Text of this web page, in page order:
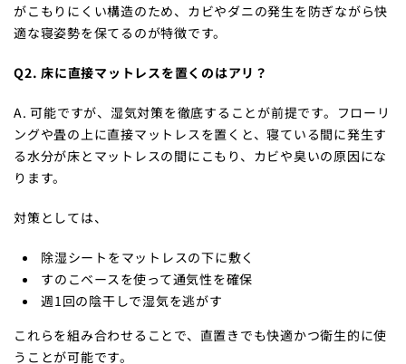
がこもりにくい構造のため、カビやダニの発生を防ぎながら快
適な寝姿勢を保てるのが特徴です。
Q2. 床に直接マットレスを置くのはアリ？
A. 可能ですが、湿気対策を徹底することが前提です。フローリ
ングや畳の上に直接マットレスを置くと、寝ている間に発生す
る水分が床とマットレスの間にこもり、カビや臭いの原因にな
ります。
対策としては、
除湿シートをマットレスの下に敷く
すのこベースを使って通気性を確保
週1回の陰干しで湿気を逃がす
これらを組み合わせることで、直置きでも快適かつ衛生的に使
うことが可能です。